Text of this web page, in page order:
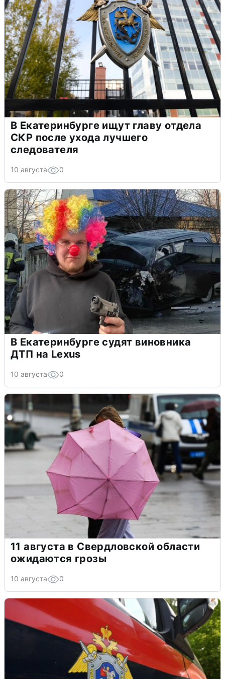
В Екатеринбурге ищут главу отдела
СКР после ухода лучшего
следователя
10 августа 0
В Екатеринбурге судят виновника
ДТП на Lexus
10 августа 0
11 августа в Свердловской области
ожидаются грозы
10 августа 0